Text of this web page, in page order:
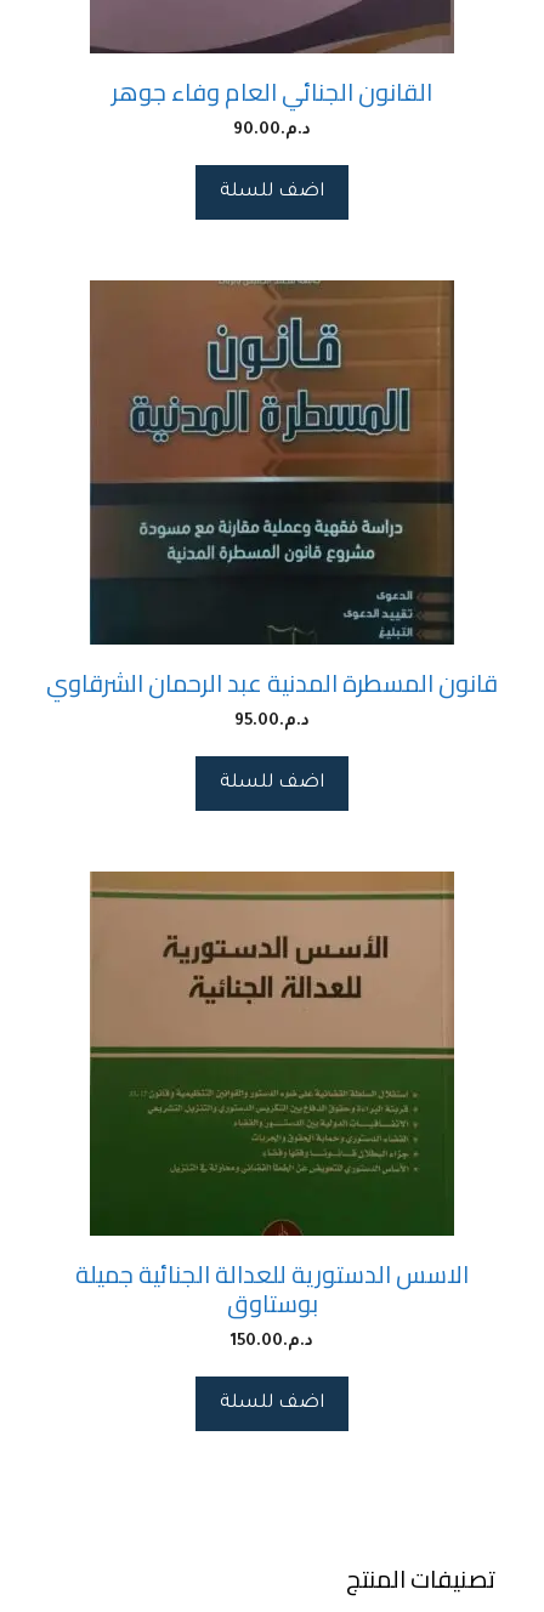
القانون الجنائي العام وفاء جوهر
د.م.90.00
اضف للسلة
قانون المسطرة المدنية عبد الرحمان الشرقاوي
د.م.95.00
اضف للسلة
الاسس الدستورية للعدالة الجنائية جميلة
بوستاوق
د.م.150.00
اضف للسلة
تصنيفات المنتج